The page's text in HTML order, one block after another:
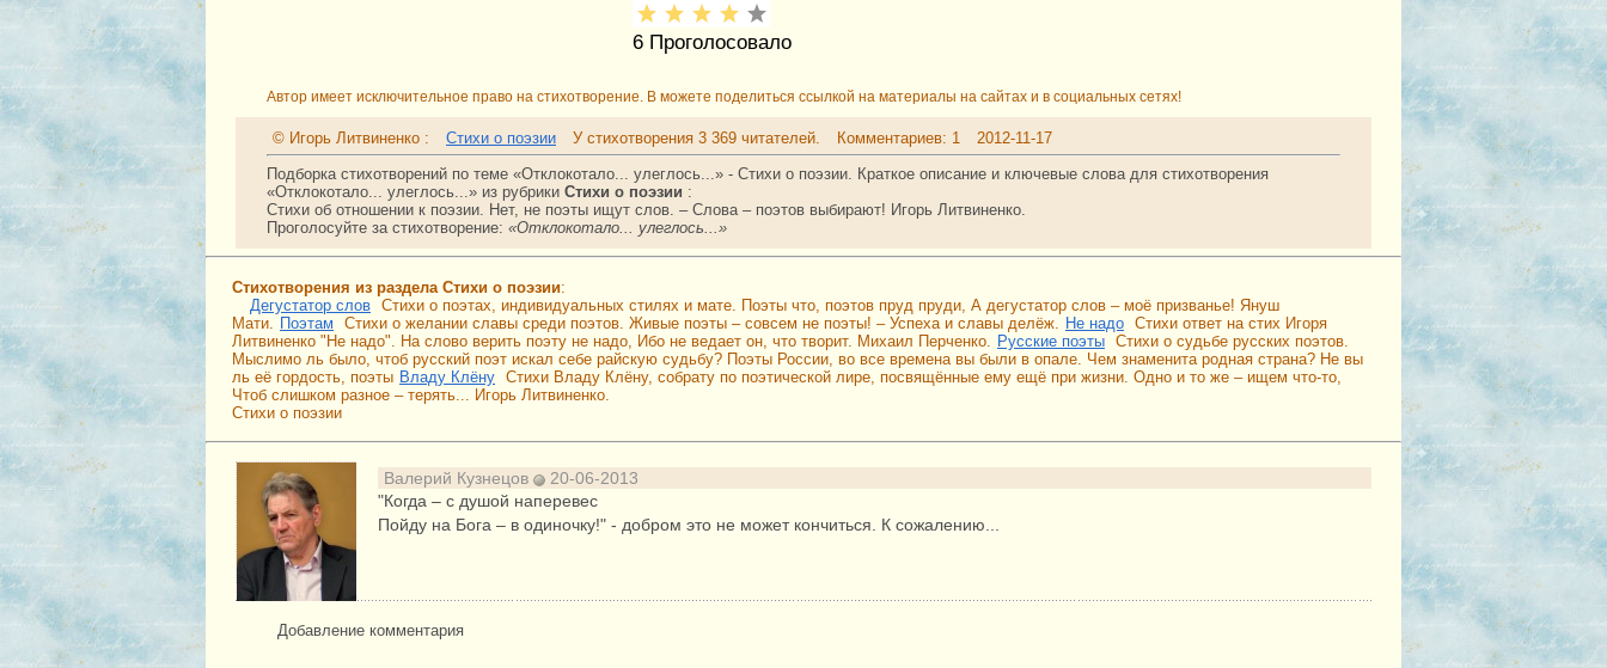
6Проголосовало
Автор имеет исключительное право на стихотворение. В можете поделиться ссылкой на материалы на сайтах и в социальных сетях!
© Игорь Литвиненко : Стихи о поэзии У стихотворения 3 369 читателей. Комментариев: 1
2012-11-17
Подборка стихотворений по теме «Отклокотало... улеглось...» - Стихи о поэзии. Краткое описание и ключевые слова для стихотворения
«Отклокотало... улеглось...» из рубрики Стихи о поэзии :
Стихи об отношении к поэзии. Нет, не поэты ищут слов. – Слова – поэтов выбирают! Игорь Литвиненко.
Проголосуйте за стихотворение: «Отклокотало... улеглось...»
Стихотворения из раздела Стихи о поэзии:
Дегустатор слов Стихи о поэтах, индивидуальных стилях и мате. Поэты что, поэтов пруд пруди, А дегустатор слов – моё призванье! Януш
Мати.
Поэтам Стихи о желании славы среди поэтов. Живые поэты – совсем не поэты! – Успеха и славы делёж. Не надо Стихи ответ на стих Игоря
Литвиненко "Не надо". На слово верить поэту не надо, Ибо не ведает он, что творит. Михаил Перченко.
Русские поэты Стихи о судьбе русских поэтов.
Мыслимо ль было, чтоб русский поэт искал себе райскую судьбу? Поэты России, во все времена вы были в опале. Чем знаменита родная страна? Не вы
ль её гордость, поэты Владу Клёну Стихи Владу Клёну, собрату по поэтической лире, посвящённые ему ещё при жизни. Одно и то же – ищем что-то,
Чтоб слишком разное – терять... Игорь Литвиненко.
Стихи о поэзии
Валерий Кузнецов
20-06-2013
"Когда – с душой наперевес
Пойду на Бога – в одиночку!" - добром это не может кончиться. К сожалению...
Добавление комментария